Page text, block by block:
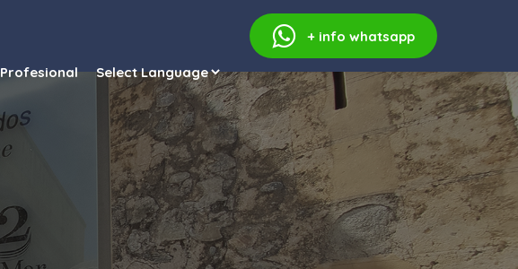
+ info whatsapp
Profesional